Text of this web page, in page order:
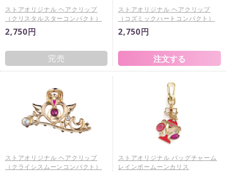
ストアオリジナル ヘアクリップ
（クリスタルスターコンパクト）
2,750円
完売
ストアオリジナル ヘアクリップ
（コズミックハートコンパクト）
2,750円
ストアオリジナル ヘアクリップ
（クライシスムーンコンパクト）
ストアオリジナル バッグチャーム
レインボームーンカリス